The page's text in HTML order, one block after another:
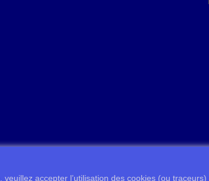
accepter l’utilisation des cookies (ou